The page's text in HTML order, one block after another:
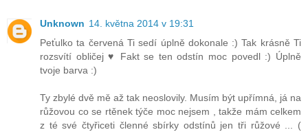
Unknown 14. května 2014 v 19:31
Peťulko ta červená Ti sedí úplně dokonale :) Tak krásně Ti
rozsvítí obličej ♥ Fakt se ten odstín moc povedl :) Úplně
tvoje barva :)
Ty zbylé dvě mě až tak neoslovily. Musím být upřímná, já na
růžovou co se rtěnek týče moc nejsem , takže mám celkem
z té své čtyřiceti členné sbírky odstínů jen tři růžové ... (